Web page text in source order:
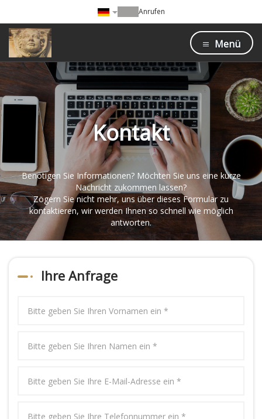
Anrufen
Menü
Kontakt
Benötigen Sie Informationen? Möchten Sie uns eine kurze
Nachricht zukommen lassen?
Zögern Sie nicht mehr, uns über dieses Formular zu
kontaktieren, wir werden Ihnen so schnell wie möglich
antworten.
Ihre Anfrage